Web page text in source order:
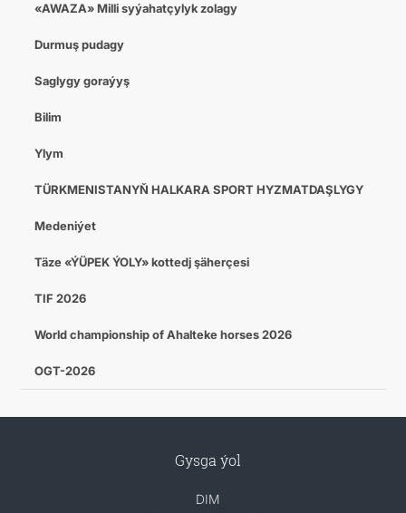
«AWAZA» Milli syýahatçylyk zolagy
Durmuş pudagy
Saglygy goraýyş
Bilim
Ylym
TÜRKMENISTANYŇ HALKARA SPORT HYZMATDAŞLYGY
Medeniýet
Täze «ÝÜPEK ÝOLY» kottedj şäherçesi
TIF 2026
World championship of Ahalteke horses 2026
OGT-2026
Gysga ýol
DIM